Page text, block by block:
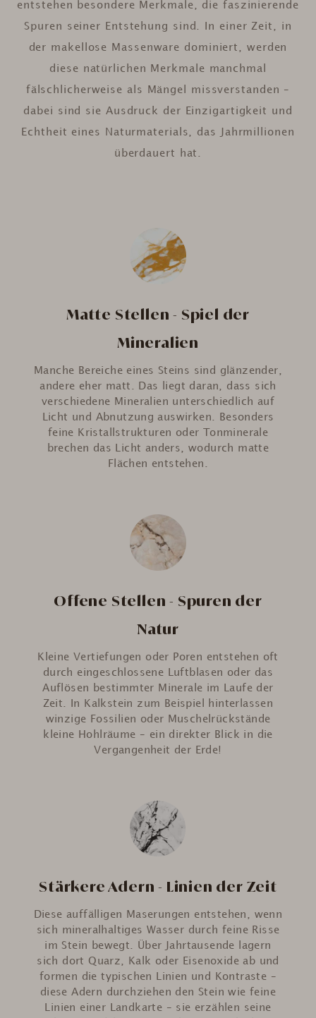
entstehen besondere Merkmale, die faszinierende
Spuren seiner Entstehung sind. In einer Zeit, in
der makellose Massenware dominiert, werden
diese natürlichen Merkmale manchmal
fälschlicherweise als Mängel missverstanden –
dabei sind sie Ausdruck der Einzigartigkeit und
Echtheit eines Naturmaterials, das Jahrmillionen
überdauert hat.
Matte Stellen - Spiel der
Mineralien
Manche Bereiche eines Steins sind glänzender,
andere eher matt. Das liegt daran, dass sich
verschiedene Mineralien unterschiedlich auf
Licht und Abnutzung auswirken. Besonders
feine Kristallstrukturen oder Tonminerale
brechen das Licht anders, wodurch matte
Flächen entstehen.
Offene Stellen - Spuren der
Natur
Kleine Vertiefungen oder Poren entstehen oft
durch eingeschlossene Luftblasen oder das
Auflösen bestimmter Minerale im Laufe der
Zeit. In Kalkstein zum Beispiel hinterlassen
winzige Fossilien oder Muschelrückstände
kleine Hohlräume – ein direkter Blick in die
Vergangenheit der Erde!
Stärkere Adern - Linien der Zeit
Diese auffälligen Maserungen entstehen, wenn
sich mineralhaltiges Wasser durch feine Risse
im Stein bewegt. Über Jahrtausende lagern
sich dort Quarz, Kalk oder Eisenoxide ab und
formen die typischen Linien und Kontraste –
diese Adern durchziehen den Stein wie feine
Linien einer Landkarte – sie erzählen seine